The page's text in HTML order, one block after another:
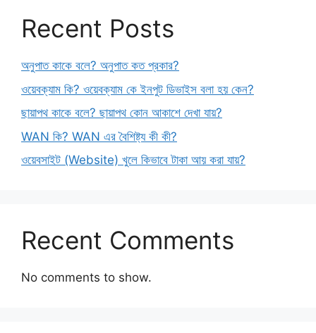
Recent Posts
অনুপাত কাকে বলে? অনুপাত কত প্রকার?
ওয়েবক্যাম কি? ওয়েবক্যাম কে ইনপুট ডিভাইস বলা হয় কেন?
ছায়াপথ কাকে বলে? ছায়াপথ কোন আকাশে দেখা যায়?
WAN কি? WAN এর বৈশিষ্ট্য কী কী?
ওয়েবসাইট (Website) খুলে কিভাবে টাকা আয় করা যায়?
Recent Comments
No comments to show.